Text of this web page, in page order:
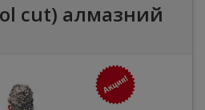
cut) алмазний